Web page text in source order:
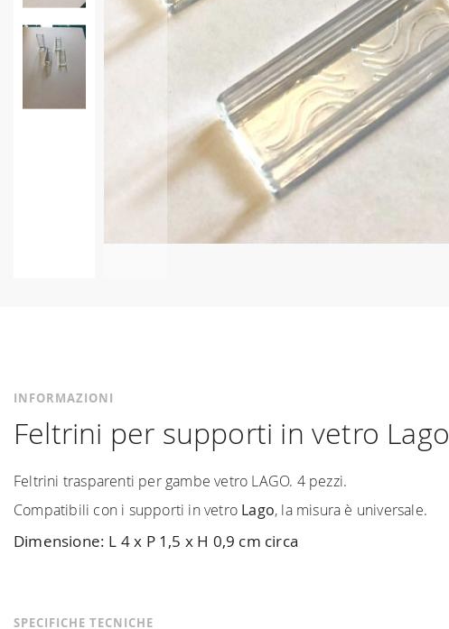
INFORMAZIONI
Feltrini per supporti in vetro Lago
Feltrini trasparenti per gambe vetro LAGO. 4 pezzi.
Compatibili con i supporti in vetro Lago, la misura è universale.
Dimensione: L 4 x P 1,5 x H 0,9 cm circa
SPECIFICHE TECNICHE